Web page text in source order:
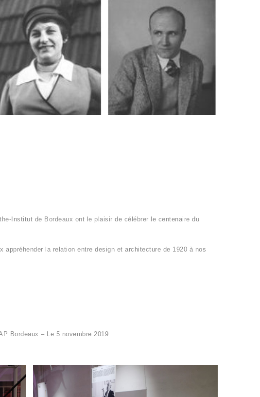
Institut de Bordeaux ont le plaisir de célébrer le centenaire du
appréhender la relation entre design et architecture de 1920 à nos
Bordeaux – Le 5 novembre 2019